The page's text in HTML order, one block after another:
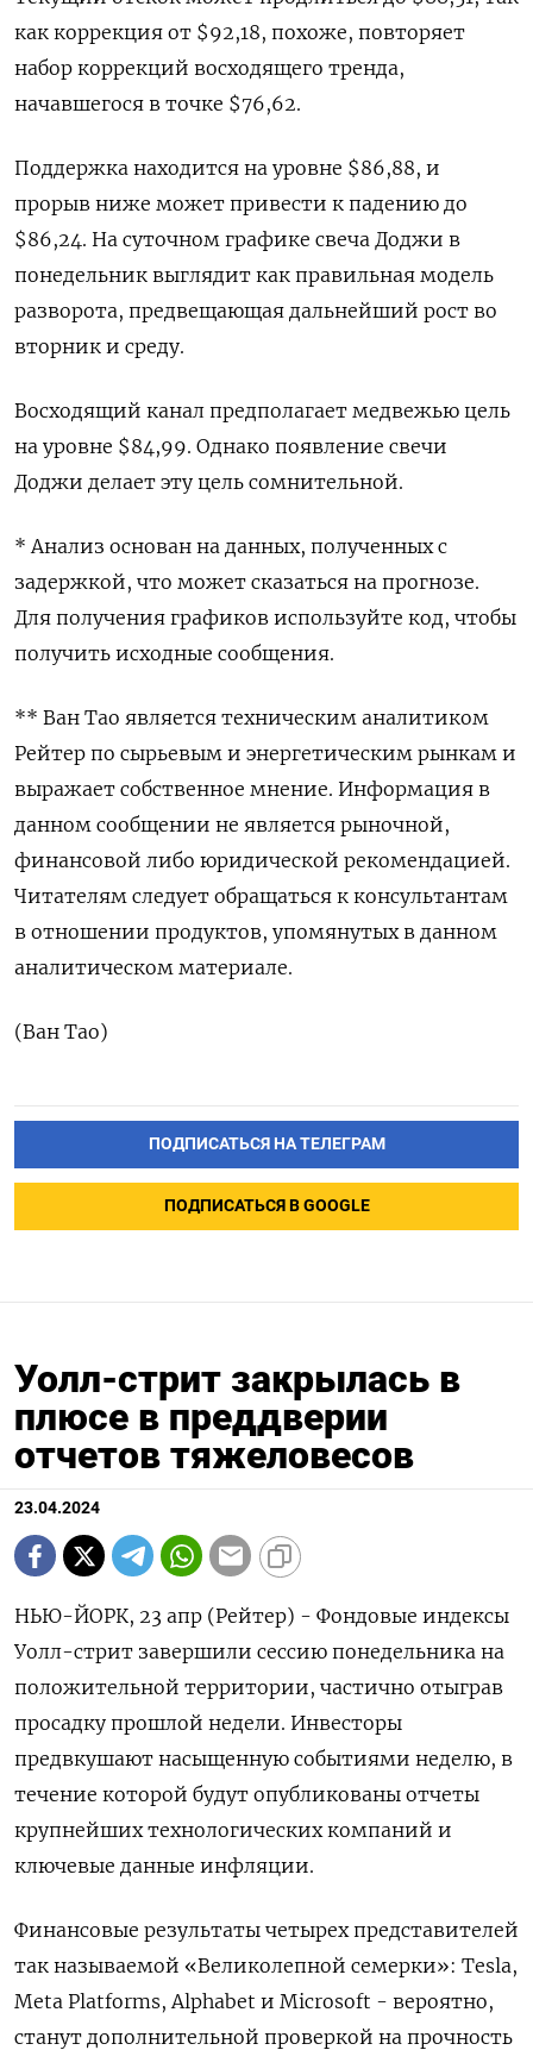
как коррекция от $92,18, похоже, повторяет
набор коррекций восходящего тренда,
начавшегося в точке $76,62.
Поддержка находится на уровне $86,88, и
прорыв ниже может привести к падению до
$86,24. На суточном графике свеча Доджи в
понедельник выглядит как правильная модель
разворота, предвещающая дальнейший рост во
вторник и среду.
Восходящий канал предполагает медвежью цель
на уровне $84,99. Однако появление свечи
Доджи делает эту цель сомнительной.
* Анализ основан на данных, полученных с
задержкой, что может сказаться на прогнозе.
Для получения графиков используйте код, чтобы
получить исходные сообщения.
** Ван Тао является техническим аналитиком
Рейтер по сырьевым и энергетическим рынкам и
выражает собственное мнение. Информация в
данном сообщении не является рыночной,
финансовой либо юридической рекомендацией.
Читателям следует обращаться к консультантам
в отношении продуктов, упомянутых в данном
аналитическом материале.
(Ван Тао)
ПОДПИСАТЬСЯ НА ТЕЛЕГРАМ
ПОДПИСАТЬСЯ В GOOGLE
Уолл-стрит закрылась в
плюсе в преддверии
отчетов тяжеловесов
23.04.2024
НЬЮ-ЙОРК, 23 апр (Рейтер) - Фондовые индексы
Уолл-стрит завершили сессию понедельника на
положительной территории, частично отыграв
просадку прошлой недели. Инвесторы
предвкушают насыщенную событиями неделю, в
течение которой будут опубликованы отчеты
крупнейших технологических компаний и
ключевые данные инфляции.
Финансовые результаты четырех представителей
так называемой «Великолепной семерки»: Tesla,
Meta Platforms, Alphabet и Microsoft - вероятно,
станут дополнительной проверкой на прочность